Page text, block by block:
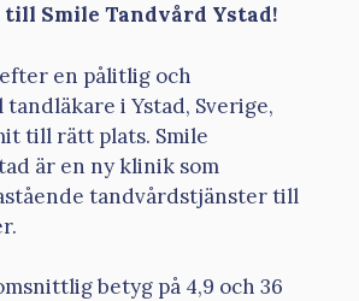
till Smile Tandvård Ystad!
en pålitlig och
i Ystad, Sverige,
till rätt plats. Smile
är en ny klinik som
tandvårdstjänster till
betyg på 4,9 och 36